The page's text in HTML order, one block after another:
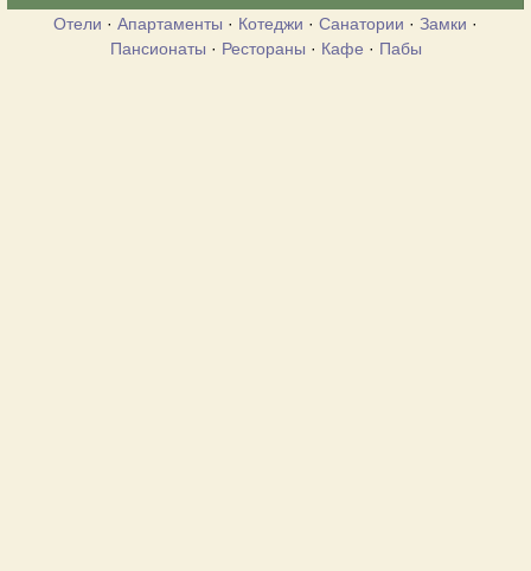
Отели · Апартаменты · Котеджи · Санатории · Замки ·
Пансионаты · Рестораны · Кафе · Пабы